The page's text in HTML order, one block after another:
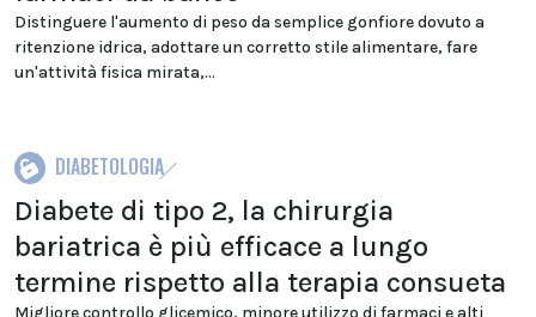
Distinguere l'aumento di peso da semplice gonfiore dovuto a
ritenzione idrica, adottare un corretto stile alimentare, fare
un'attività fisica mirata,...
DIABETOLOGIA
Diabete di tipo 2, la chirurgia
bariatrica è più efficace a lungo
termine rispetto alla terapia consueta
Migliore controllo glicemico, minore utilizzo di farmaci e alti